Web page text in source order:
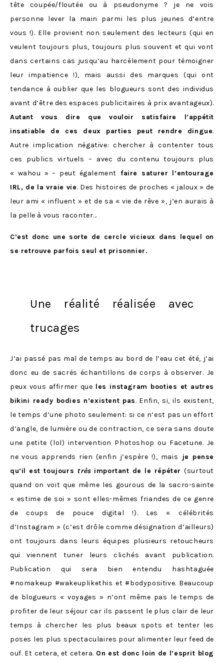
tête coupée/floutée ou à pseudonyme ? je ne vois
personne lever la main parmi les plus jeunes d’entre
vous !). Elle provient non seulement des lecteurs (qui en
veulent toujours plus, toujours plus souvent et qui vont
dans certains cas jusqu’au harcèlement pour témoigner
leur impatience !), mais aussi des marques (qui ont
tendance à oublier que les blogueurs sont des individus
avant d’être des espaces publicitaires à prix avantageux).
Autant vous dire que vouloir satisfaire l’appétit
insatiable de ces deux parties peut rendre dingue.
Autre implication négative: chercher à contenter tous
ces publics virtuels – avec du contenu toujours plus
« wahou » – peut également faire saturer l’entourage
IRL, de la vraie vie. Des histoires de proches « jaloux » de
leur ami « influent » et de sa « vie de rêve », j’en aurais à
la pelle à vous raconter…
C’est donc une sorte de cercle vicieux dans lequel on
se retrouve parfois seul et prisonnier.
Une réalité réalisée avec
trucages
J’ai passé pas mal de temps au bord de l’eau cet été, j’ai
donc eu de sacrés échantillons de corps à observer. Je
peux vous affirmer que les instagram booties et autres
bikini ready bodies n’existent pas. Enfin, si, ils existent,
le temps d’une photo seulement: si ce n’est pas un effort
d’angle, de lumière ou de contraction, ce sera sans doute
une petite (lol) intervention Photoshop ou Facetune. Je
ne vous apprends rien (enfin j’espère !), mais je pense
qu’il est toujours trèsimportant de le répéter(surtout
quand on voit que même les gourous de la sacro-sainte
« estime de soi » sont elles-mêmes friandes de ce genre
de coups de pouce digital !). Les « célébrités
d’Instagram » (c’est drôle comme désignation d’ailleurs)
ont toujours dans leurs équipes plusieurs retoucheurs
qui viennent tuner leurs clichés avant publication.
Publication qui sera bien entendu hashtaguée
#nomakeup #wakeuplikethis et #bodypositive. Beaucoup
de blogueurs « voyages » n’ont même pas le temps de
profiter de leur séjour car ils passent le plus clair de leur
temps à chercher les plus beaux spots et tenter les
poses les plus spectaculaires pour alimenter leur feed de
ouf. Et cetera, et cetera. On est donc loin de l’esprit blog